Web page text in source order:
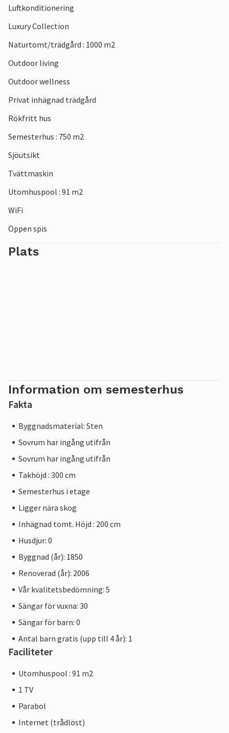
mjölkproduktion. Måltider kan tillagas på begäran och
utflykter kan följas och arrangeras.
Se fram emot en oförglömlig vistelse i en stilfull atmosfär!
Luftkonditionering
Luxury Collection
Naturtomt/trädgård : 1000 m2
Outdoor living
Outdoor wellness
Privat inhägnad trädgård
Rökfritt hus
Semesterhus : 750 m2
Sjöutsikt
Tvättmaskin
Utomhuspool : 91 m2
WiFi
Öppen spis
Plats
Information om semesterhus
Fakta
Byggnadsmaterial: Sten
Sovrum har ingång utifrån
Sovrum har ingång utifrån
Takhöjd : 300 cm
Semesterhus i etage
Ligger nära skog
Inhägnad tomt. Höjd : 200 cm
Husdjur: 0
Byggnad (år): 1850
Renoverad (år): 2006
Vår kvalitetsbedömning: 5
Sängar för vuxna: 30
Sängar för barn: 0
Antal barn gratis (upp till 4 år): 1
Faciliteter
Utomhuspool : 91 m2
1 TV
Parabol
Internet (trådlöst)